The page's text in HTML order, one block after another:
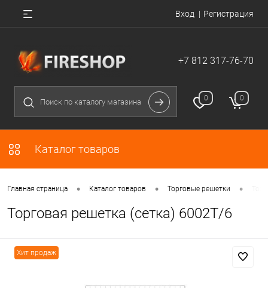
Вход Регистрация
+7 812 317-76-70
0 0
Каталог товаров
Главная страница • Каталог товаров • Торговые решетки •
Торговая решетка (сетка) 6002Т/6
Хит продаж